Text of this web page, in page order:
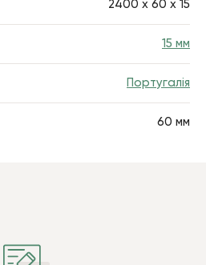
2400 x 60 х 15
15 мм
Португалія
60 мм